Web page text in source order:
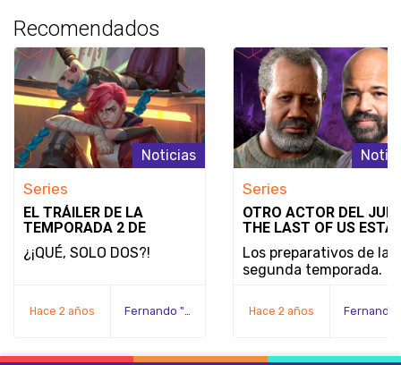
Recomendados
Noticias
Series
EL TRÁILER DE LA
TEMPORADA 2 DE
ARCANE DE NETFLIX
CONFIRMA QUE ES LA
¿¡QUÉ, SOLO DOS?!
Hace 2 años
Series
OTRO ACTOR DEL
THE LAST OF US ESTÁ
RETOMANDO SU
EN EL PROGRAMA
Los preparativos de la
segunda temporada.
Hace 2 años